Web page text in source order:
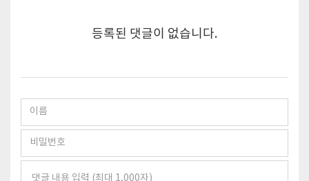
등록된 댓글이 없습니다.